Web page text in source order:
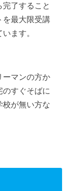
了すること
を最大限受講
ます。
ーマンの方か
すぐそばに
校が無い方な